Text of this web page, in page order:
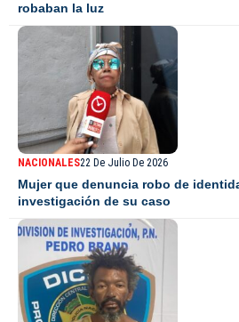
robaban la luz
NACIONALES22 De Julio De 2026
Mujer que denuncia robo de
investigación de su caso